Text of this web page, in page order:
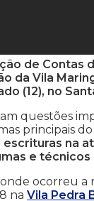
de Contas
da Vila
(12), no
questões
principais
escrituras na
e
onde ocorreu
na Vila Pedra